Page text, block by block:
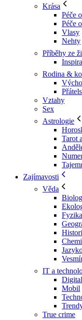
Krása
Péče
Péče
Vlasy
Nehty
Příběhy ze
Rodina &
Vztahy
Sex
Astrologie
Tarot
Zajímavosti
Věda
Fyzika
IT a
Digital
Mobil
True crime